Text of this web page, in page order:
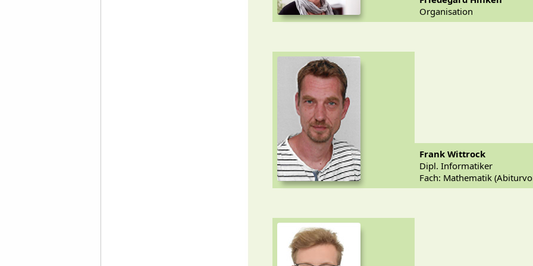
Organisation
Frank Wittrock
Dipl. Informatiker
Fach: Mathematik